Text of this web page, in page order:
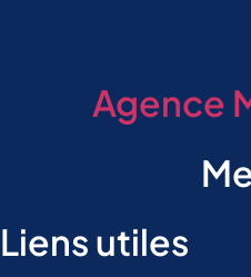
Agence
Liens utiles